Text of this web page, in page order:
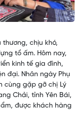
thương, chịu khó,
tổ ấm. Hôm nay,
kinh tế gia đình,
đại. Nhân ngày Phụ
cùng gặp gỡ chị Lý
Chải, tỉnh Yên Bái,
được khách hàng